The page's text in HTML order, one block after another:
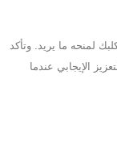
لمنحه ما يريد. وتأكد
الإيجابي عندما